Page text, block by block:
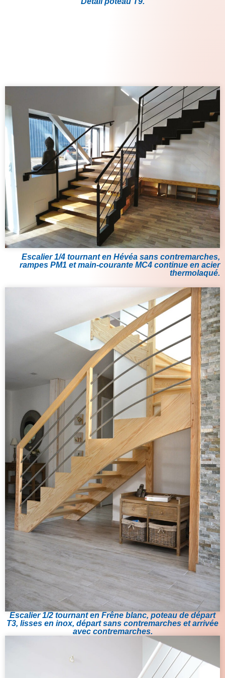
Escalier 1/2 tournant en Frêne blanc, poteau de départ
T3, lisses en inox, départ sans contremarches et arrivée
avec contremarches.
Escalier 1/4 tournant en Hévéa sans contremarches,
rampes PM1 et main-courante MC4 continue en acier
thermolaqué.